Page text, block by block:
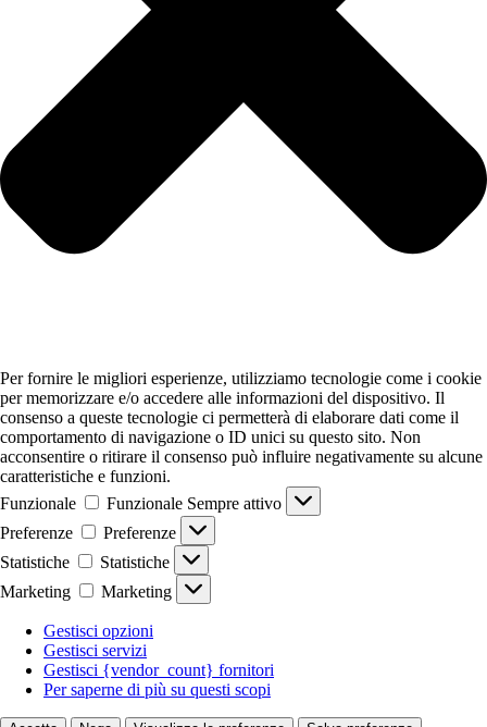
Per fornire le migliori esperienze, utilizziamo tecnologie come i cookie
per memorizzare e/o accedere alle informazioni del dispositivo. Il
consenso a queste tecnologie ci permetterà di elaborare dati come il
comportamento di navigazione o ID unici su questo sito. Non
acconsentire o ritirare il consenso può influire negativamente su alcune
caratteristiche e funzioni.
Funzionale
Funzionale Sempre attivo
Preferenze
Preferenze
Statistiche
Statistiche
Marketing
Marketing
Gestisci opzioni
Gestisci servizi
Gestisci {vendor_count} fornitori
Per saperne di più su questi scopi